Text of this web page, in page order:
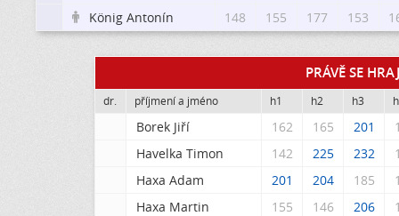
 König Antonín 148 155 177 153
PRÁVĚ SE
dr. příjmení a jméno h1 h2 h3
Borek Jiří 162 165 201
Havelka Timon
142 225 232
Haxa Adam
201 204 185
Haxa Martin
155 146 206